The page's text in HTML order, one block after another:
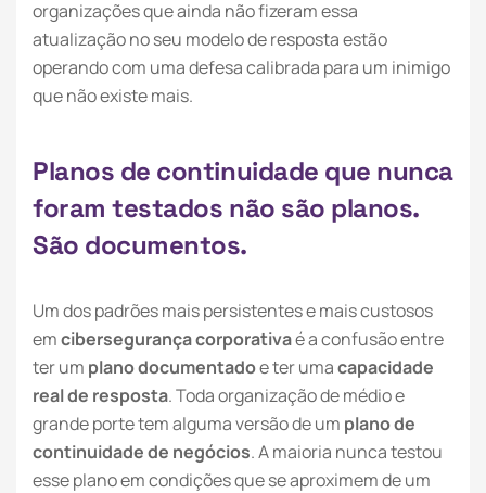
organizações que ainda não fizeram essa
atualização no seu modelo de resposta estão
operando com uma defesa calibrada para um inimigo
que não existe mais.
Planos de continuidade que nunca
foram testados não são planos.
São documentos.
Um dos padrões mais persistentes e mais custosos
emcibersegurança corporativaé a confusão entre
ter um plano documentadoe ter umacapacidade
real de resposta. Toda organização de médio e
grande porte tem alguma versão de um plano de
continuidade de negócios. A maioria nunca testou
esse plano em condições que se aproximem de um